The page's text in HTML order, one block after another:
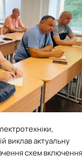
виклав актуальну
схем включення